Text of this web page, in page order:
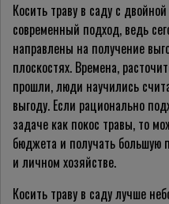
Косить траву в саду с
современный подход, ведь
направлены на получение
плоскостях. Времена,
прошли, люди научились
выгоду. Если рационально
задаче как покос травы, то
бюджета и получать большую
и личном хозяйстве.
Косить траву в саду лучше